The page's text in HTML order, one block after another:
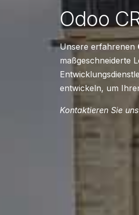
Odoo
Unsere erfahrenen
maßgeschneiderte
entwickeln, um
Kontaktieren Sie